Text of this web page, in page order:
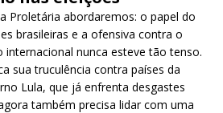
Proletária abordaremos: o papel do
brasileiras e a ofensiva contra o
internacional nunca esteve tão tenso.
sua truculência contra países da
Lula, que já enfrenta desgastes
também precisa lidar com uma